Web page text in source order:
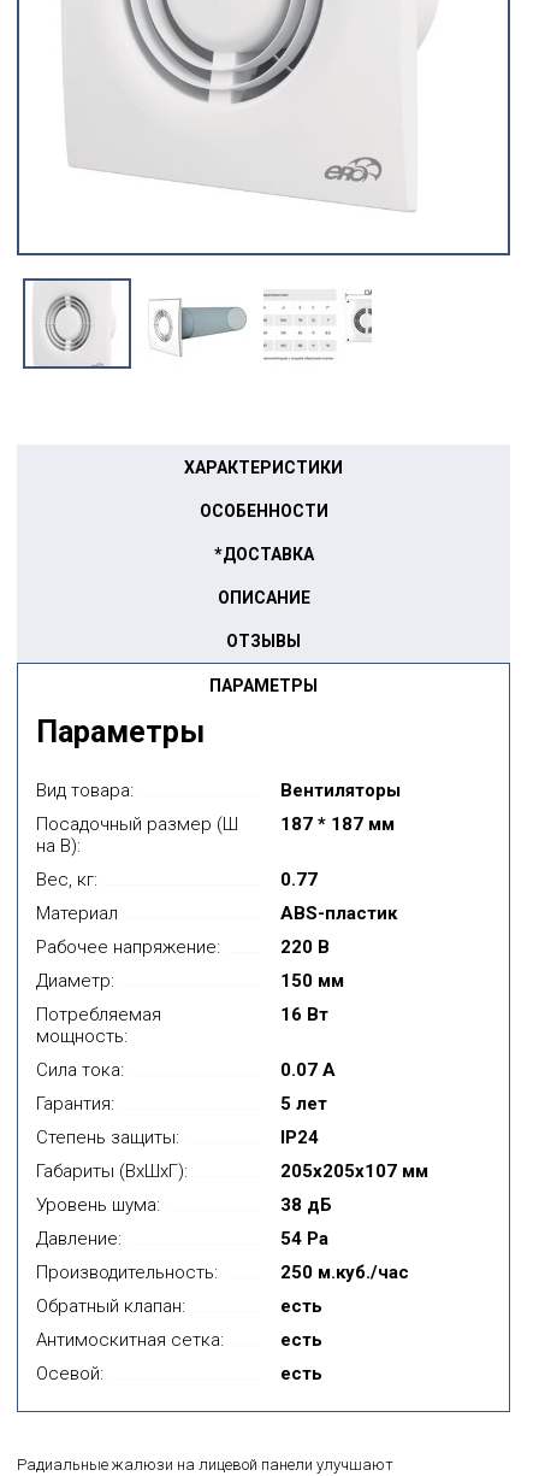
ПАРАМЕТРЫ
ХАРАКТЕРИСТИКИ
ОСОБЕННОСТИ
*ДОСТАВКА
ОПИСАНИЕ
ОТЗЫВЫ
Параметры
Вид товара:
Вентиляторы
Посадочный размер (Ш
на В):
187 * 187 мм
Вес, кг:
0.77
Материал
ABS-пластик
Рабочее напряжение:
220 В
Диаметр:
150 мм
Потребляемая
мощность:
16 Вт
Сила тока:
0.07 А
Гарантия:
5 лет
Степень защиты:
IP24
Габариты (ВxШxГ):
205x205x107 мм
Уровень шума:
38 дБ
Давление:
54 Pa
Производительность:
250 м.куб./час
Обратный клапан:
есть
Антимоскитная сетка:
есть
Осевой:
есть
Радиальные жалюзи на лицевой панели улучшают